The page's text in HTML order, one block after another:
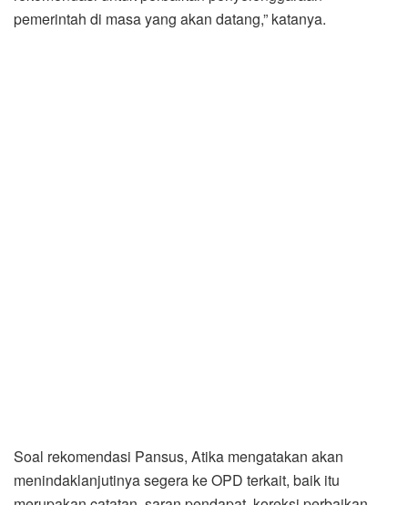
pemerintah di masa yang akan datang,” katanya.
Soal rekomendasi Pansus, Atika mengatakan akan
menindaklanjutinya segera ke OPD terkait, baik itu